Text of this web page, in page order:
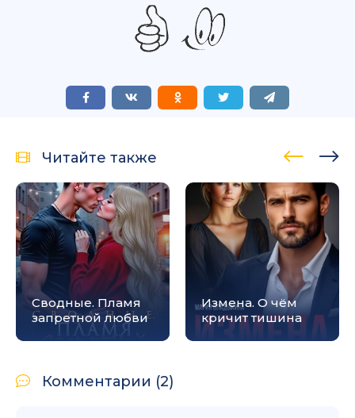
Читайте также
Сводные. Пламя
запретной любви
Измена. О чём
кричит тишина
Комментарии (2)